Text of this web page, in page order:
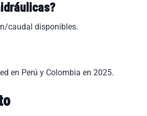
caudal disponibles.
en Perú y Colombia en 2025.